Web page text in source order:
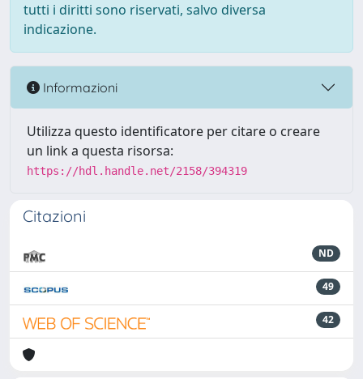
tutti i diritti sono riservati, salvo diversa
indicazione.
Informazioni
Utilizza questo identificatore per citare o creare
un link a questa risorsa:
https://hdl.handle.net/2158/394319
Citazioni
ND
49
42